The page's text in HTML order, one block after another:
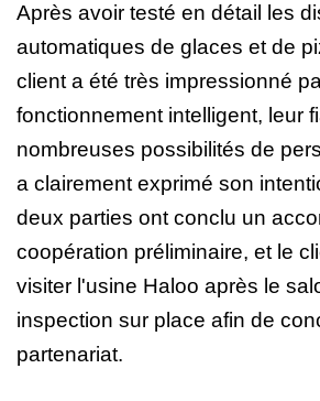
Après avoir testé en détail les
automatiques de glaces et de
client a été très impressionné
fonctionnement intelligent, leur
nombreuses possibilités de
a clairement exprimé son
deux parties ont conclu un
coopération préliminaire, et le
visiter l'usine Haloo après le
inspection sur place afin de
partenariat.